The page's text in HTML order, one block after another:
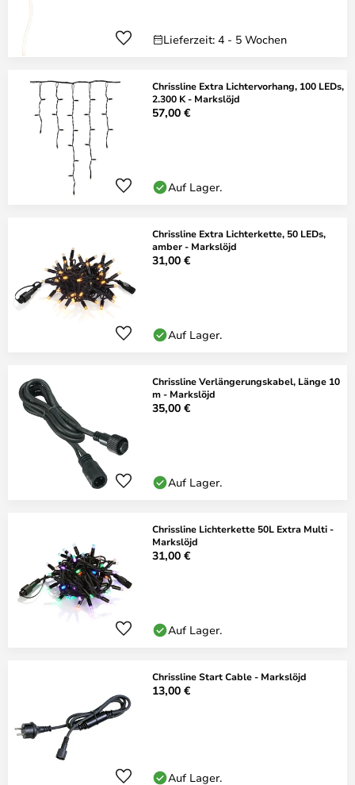
Lieferzeit: 4 - 5 Wochen
Chrissline Extra Lichtervorhang, 100 LEDs,
2.300 K - Markslöjd
57,00 €
Auf Lager.
Chrissline Extra Lichterkette, 50 LEDs,
amber - Markslöjd
31,00 €
Auf Lager.
Chrissline Verlängerungskabel, Länge 10
m - Markslöjd
35,00 €
Auf Lager.
Chrissline Lichterkette 50L Extra Multi -
Markslöjd
31,00 €
Auf Lager.
Chrissline Start Cable - Markslöjd
13,00 €
Auf Lager.